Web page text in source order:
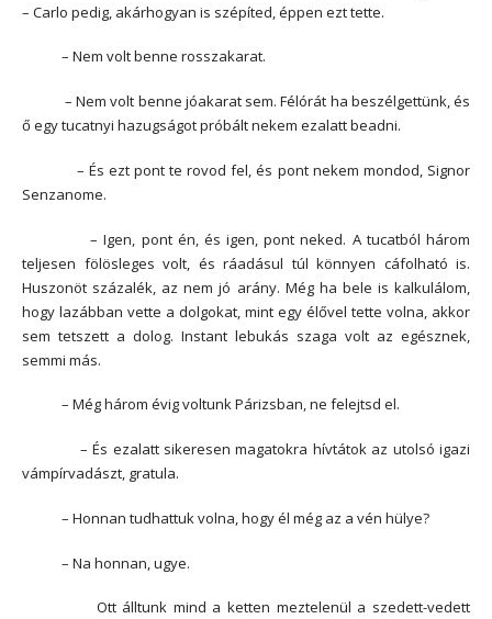
– Carlo pedig, akárhogyan is szépíted, éppen ezt tette.
– Nem volt benne rosszakarat.
– Nem volt benne jóakarat sem. Félórát ha beszélgettünk, és
ő egy tucatnyi hazugságot próbált nekem ezalatt beadni.
– És ezt pont te rovod fel, és pont nekem mondod, Signor
Senzanome.
– Igen, pont én, és igen, pont neked. A tucatból három
teljesen fölösleges volt, és ráadásul túl könnyen cáfolható is.
Huszonöt százalék, az nem jó arány. Még ha bele is kalkulálom,
hogy lazábban vette a dolgokat, mint egy élővel tette volna, akkor
sem tetszett a dolog. Instant lebukás szaga volt az egésznek,
semmi más.
– Még három évig voltunk Párizsban, ne felejtsd el.
– És ezalatt sikeresen magatokra hívtátok az utolsó igazi
vámpírvadászt, gratula.
– Honnan tudhattuk volna, hogy él még az a vén hülye?
– Na honnan, ugye.
Ott álltunk mind a ketten meztelenül a szedett-vedett